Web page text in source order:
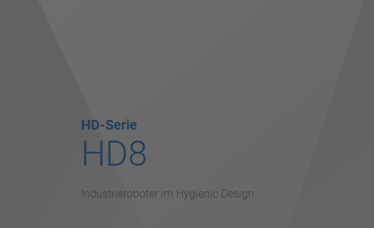
HD-Serie
HD8
Industrieroboter im Hygienic Design